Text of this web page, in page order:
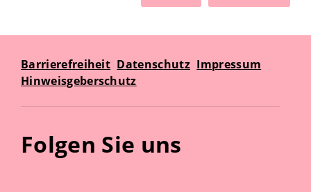
Barrierefreiheit Datenschutz Impressum
Hinweisgeberschutz
Folgen Sie uns